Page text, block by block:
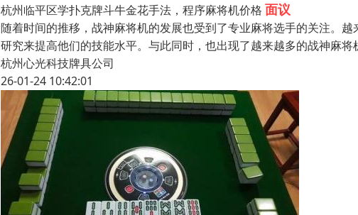
杭州临平区学扑克牌斗牛金花手法，程序麻将机价格 面议
随着时间的推移，战神麻将机的发展也受到了专业麻将选手的关注。
研究来提高他们的技能水平。与此同时，也出现了越来越多的战神麻
杭州心光科技牌具公司
26-01-24 10:42:01